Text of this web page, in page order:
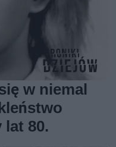
w niemal
80.